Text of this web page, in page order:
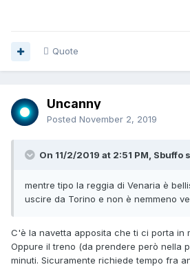
Quote
Uncanny
Posted November 2, 2019
On 11/2/2019 at 2:51 PM, Sbuffo
mentre tipo la reggia di Venaria è
uscire da Torino e non è nemmeno
C'è la navetta apposita che ti ci porta in
Oppure il treno (da prendere però nella
minuti. Sicuramente richiede tempo fra